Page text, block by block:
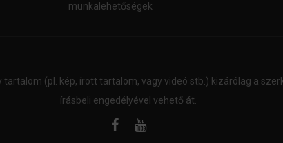
munkalehetőségek
tartalom (pl. kép, írott tartalom, vagy videó stb.) kizárólag a
írásbeli engedélyével vehető át.